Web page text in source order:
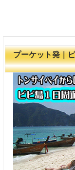
プーケット発｜